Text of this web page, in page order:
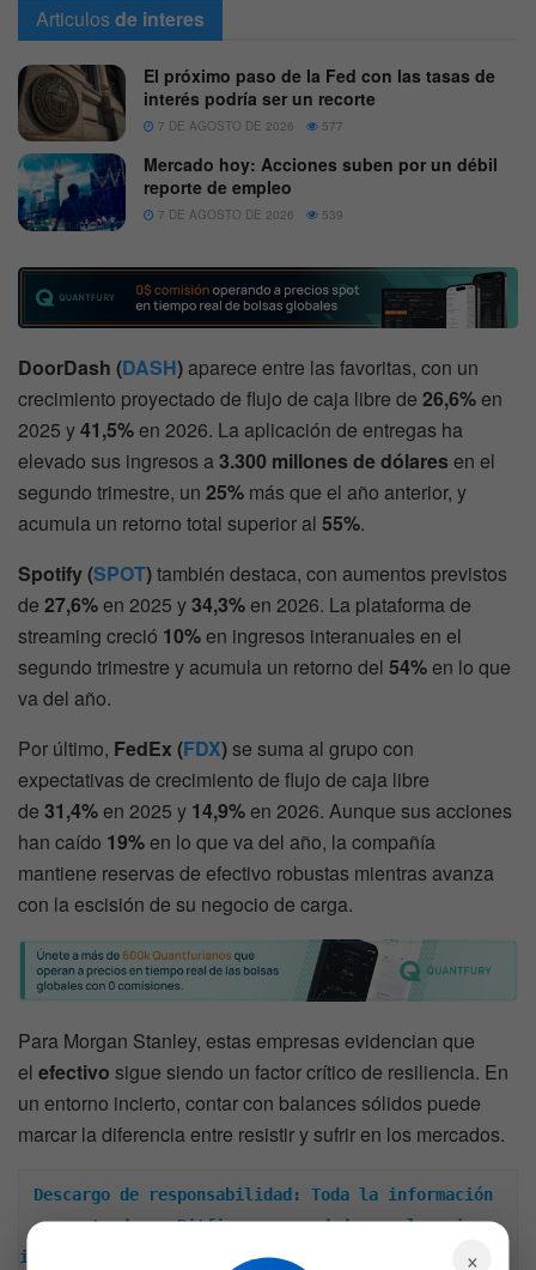
Articulosde interes
El próximo paso de la Fed con las tasas de
interés podría ser un recorte
7 DE AGOSTO DE 2026 577
Mercado hoy: Acciones suben por un débil
reporte de empleo
7 DE AGOSTO DE 2026 539
DoorDash (DASH) aparece entre las favoritas, con un
crecimiento proyectado de flujo de caja libre de 26,6%en
2025 y41,5%en 2026. La aplicación de entregas ha
elevado sus ingresos a3.300 millones de dólares en el
segundo trimestre, un 25% más que el año anterior, y
acumula un retorno total superior al 55%.
Spotify (SPOT)también destaca, con aumentos previstos
de 27,6%en 2025 y34,3%en 2026. La plataforma de
streaming creció 10%en ingresos interanuales en el
segundo trimestre y acumula un retorno del 54%en lo que
va del año.
Por último, FedEx (FDX)se suma al grupo con
expectativas de crecimiento de flujo de caja libre
de 31,4%en 2025 y 14,9%en 2026. Aunque sus acciones
han caído 19%en lo que va del año, la compañía
mantiene reservas de efectivo robustas mientras avanza
con la escisión de su negocio de carga.
Para Morgan Stanley, estas empresas evidencian que
el efectivo sigue siendo un factor crítico de resiliencia. En
un entorno incierto, contar con balances sólidos puede
marcar la diferencia entre resistir y sufrir en los mercados.
Descargo de responsabilidad: Toda la información
encontrada en Bitfinanzas es dada con la mejor
intención, esta no representa ninguna recomendación
×